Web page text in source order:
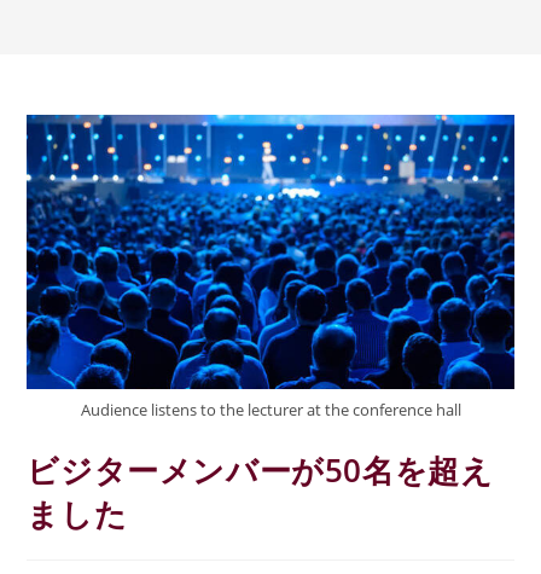
Audience listens to the lecturer at the conference hall
ビジターメンバーが50名を超え
ました